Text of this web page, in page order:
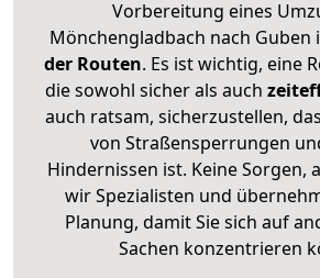
Vorbereitung eines
Mönchengladbach nach Guben
der Routen. Es ist wichtig, eine
die sowohl sicher als auch
auch ratsam, sicherzustellen,
von Straßensperrungen
Hindernissen ist. Keine Sorgen,
wir Spezialisten und
Planung, damit Sie sich auf
Sachen konzentrieren